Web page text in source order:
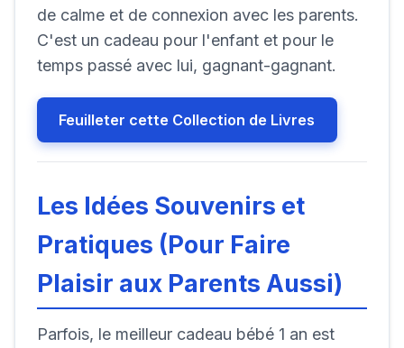
de calme et de connexion avec les parents.
C'est un cadeau pour l'enfant et pour le
temps passé avec lui, gagnant-gagnant.
Feuilleter cette Collection de Livres
Les Idées Souvenirs et
Pratiques (Pour Faire
Plaisir aux Parents Aussi)
Parfois, le meilleur cadeau bébé 1 an est